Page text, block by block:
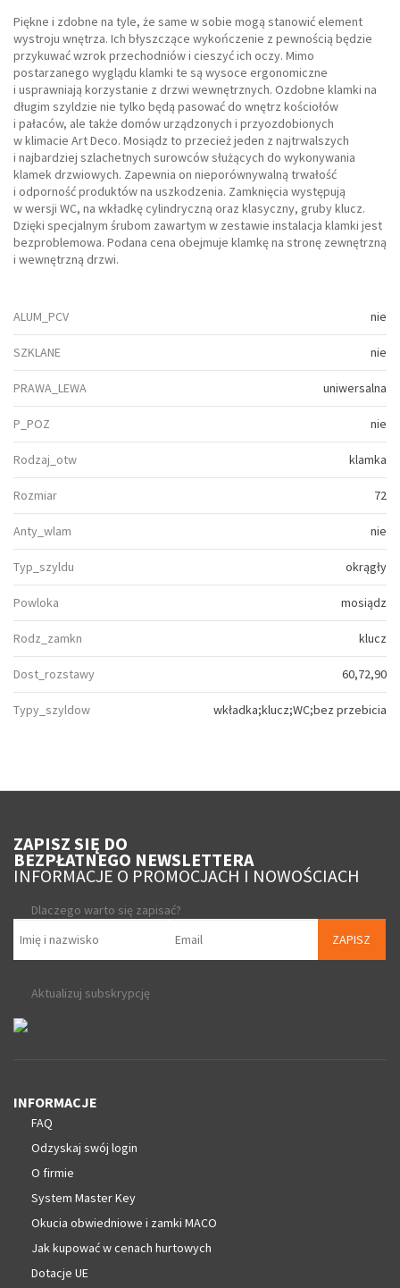
Piękne i zdobne na tyle, że same w sobie mogą stanowić element
wystroju wnętrza. Ich błyszczące wykończenie z pewnością będzie
przykuwać wzrok przechodniów i cieszyć ich oczy. Mimo
postarzanego wyglądu klamki te są wysoce ergonomiczne
i usprawniają korzystanie z drzwi wewnętrznych. Ozdobne klamki na
długim szyldzie nie tylko będą pasować do wnętrz kościołów
i pałaców, ale także domów urządzonych i przyozdobionych
w klimacie Art Deco. Mosiądz to przecież jeden z najtrwalszych
i najbardziej szlachetnych surowców służących do wykonywania
klamek drzwiowych. Zapewnia on nieporównywalną trwałość
i odporność produktów na uszkodzenia. Zamknięcia występują
w wersji WC, na wkładkę cylindryczną oraz klasyczny, gruby klucz.
Dzięki specjalnym śrubom zawartym w zestawie instalacja klamki jest
bezproblemowa. Podana cena obejmuje klamkę na stronę zewnętrzną
i wewnętrzną drzwi.
ALUM_PCV nie
SZKLANE nie
PRAWA_LEWA uniwersalna
P_POZ nie
Rodzaj_otw klamka
Rozmiar 72
Anty_wlam nie
Typ_szyldu okrągły
Powloka mosiądz
Rodz_zamkn klucz
Dost_rozstawy 60,72,90
Typy_szyldow wkładka;klucz;WC;bez przebicia
ZAPISZ SIĘ DO
BEZPŁATNEGO NEWSLETTERA
INFORMACJE O PROMOCJACH I NOWOŚCIACH
Dlaczego warto się zapisać?
ZAPISZ
Aktualizuj subskrypcję
INFORMACJE
FAQ
Odzyskaj swój login
O firmie
System Master Key
Okucia obwiedniowe i zamki MACO
Jak kupować w cenach hurtowych
Dotacje UE